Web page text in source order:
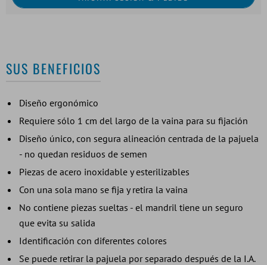
SUS BENEFICIOS
Diseño ergonómico
Requiere sólo 1 cm del largo de la vaina para su fijación
Diseño único, con segura alineación centrada de la pajuela
- no quedan residuos de semen
Piezas de acero inoxidable y esterilizables
Con una sola mano se fija y retira la vaina
No contiene piezas sueltas - el mandril tiene un seguro
que evita su salida
Identificación con diferentes colores
Se puede retirar la pajuela por separado después de la I.A.